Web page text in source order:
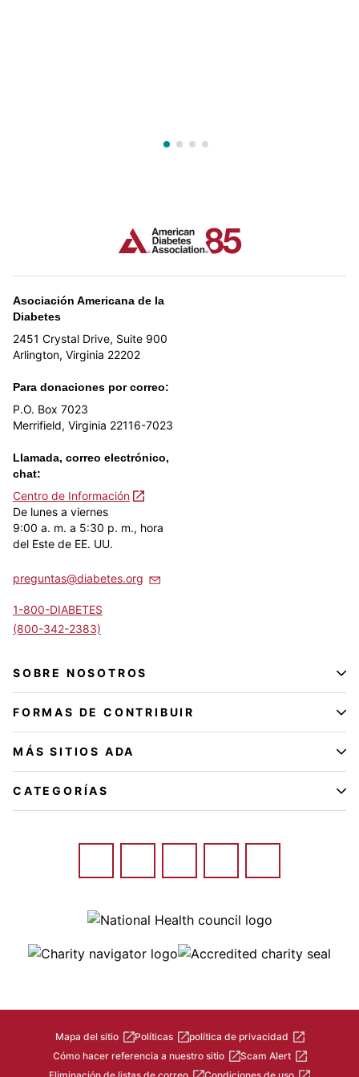
Asociación Americana de la
Diabetes
2451 Crystal Drive, Suite 900
Arlington, Virginia 22202
Para donaciones por correo:
P.O. Box 7023
Merrifield, Virginia 22116-7023
Llamada, correo electrónico,
chat:
Centro de Información
De lunes a viernes
9:00 a. m. a 5:30 p. m., hora
del Este de EE. UU.
preguntas@diabetes.org
1-800-DIABETES
(800-342-2383)
SOBRE NOSOTROS
FORMAS DE CONTRIBUIR
MÁS SITIOS ADA
CATEGORÍAS
Image
Image Image
Mapa del sitio Políticas
política de privacidad
Cómo hacer referencia a nuestro sitio
Scam Alert